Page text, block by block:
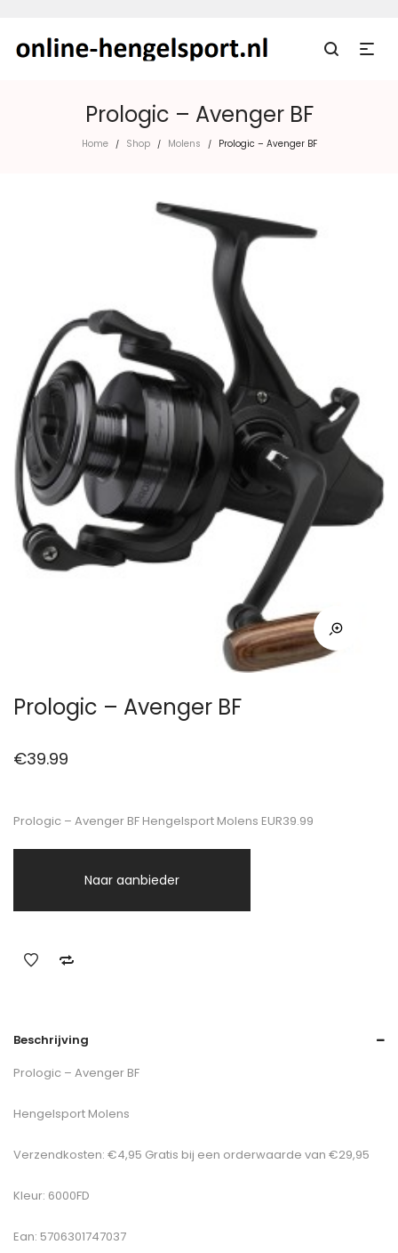
Prologic – Avenger BF
Home / Shop / Molens / Prologic – Avenger BF
Prologic – Avenger BF
€39.99
Prologic – Avenger BF Hengelsport Molens EUR39.99
Naar aanbieder
Beschrijving
Prologic – Avenger BF
Hengelsport Molens
Verzendkosten: €4,95 Gratis bij een orderwaarde van €29,95
Kleur: 6000FD
Ean: 5706301747037